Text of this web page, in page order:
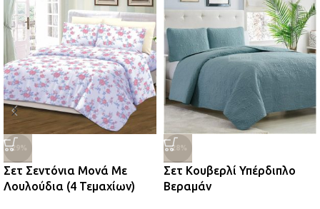
-29%
Σετ Σεντόνια Μονά Με
Λουλούδια (4 Τεμαχίων)
-28%
Σετ Κουβερλί Υπέρδιπλο
Βεραμάν